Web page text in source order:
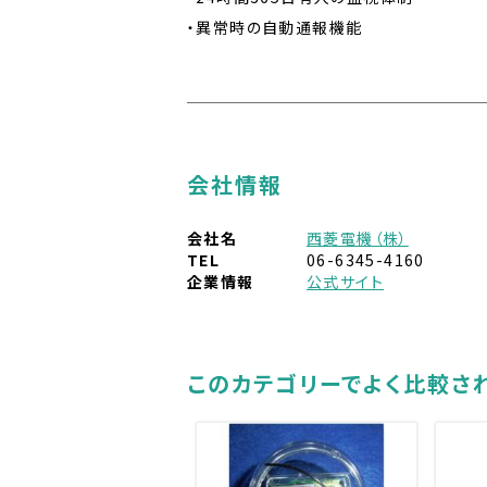
・異常時の自動通報機能
会社情報
会社名
西菱電機（株）
TEL
06-6345-4160
企業情報
公式サイト
このカテゴリーでよく比較さ